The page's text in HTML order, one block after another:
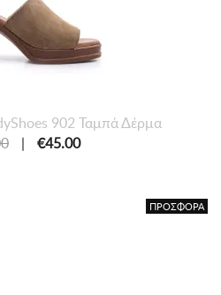
902 Ταμπά Δέρμα
| €45.00
ΠΡΟΣΦΟΡΑ